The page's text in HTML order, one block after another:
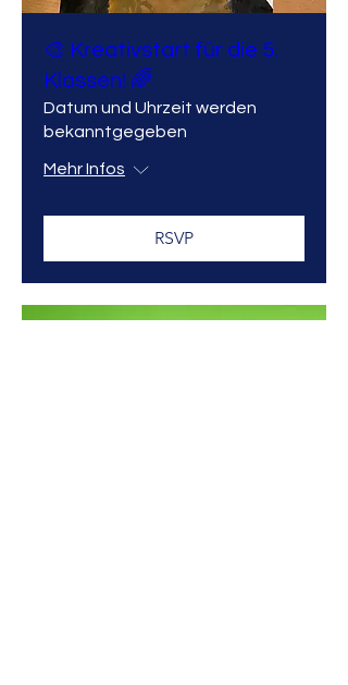
🎨 Kreativstart für die 5.
Klassen! 🌈
Datum und Uhrzeit werden
bekanntgegeben
Mehr Infos
RSVP